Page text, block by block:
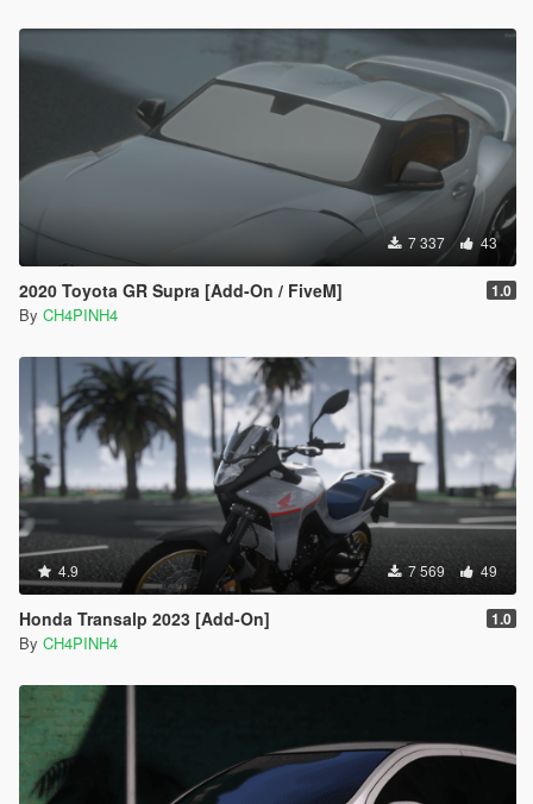
7 337 43
2020 Toyota GR Supra [Add-On / FiveM] 1.0
By CH4PINH4
4.9 7 569 49
Honda Transalp 2023 [Add-On] 1.0
By CH4PINH4